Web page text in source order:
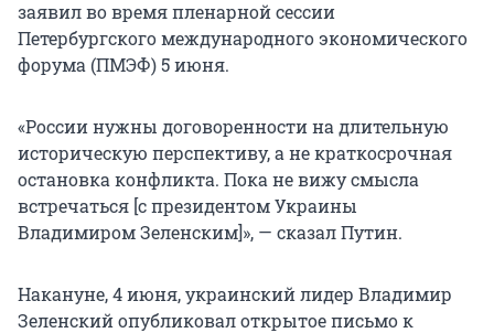
заявил во время пленарной сессии
Петербургского международного экономического
форума (ПМЭФ) 5 июня.
«России нужны договоренности на длительную
историческую перспективу, а не краткосрочная
остановка конфликта. Пока не вижу смысла
встречаться [с президентом Украины
Владимиром Зеленским]», — сказал Путин.
Накануне, 4 июня, украинский лидер Владимир
Зеленский опубликовал открытое письмо к